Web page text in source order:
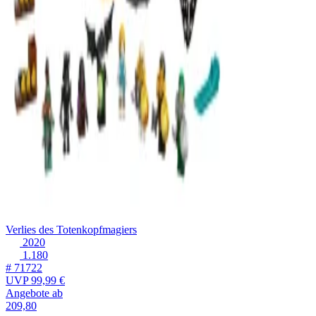
Verlies des Totenkopfmagiers
2020
1.180
# 71722
UVP99,99 €
Angebote ab
209,80